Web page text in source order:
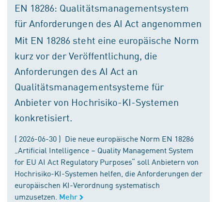
EN 18286: Qualitätsmanagementsystem
für Anforderungen des AI Act angenommen
Mit EN 18286 steht eine europäische Norm
kurz vor der Veröffentlichung, die
Anforderungen des AI Act an
Qualitätsmanagementsysteme für
Anbieter von Hochrisiko-KI-Systemen
konkretisiert.
( 2026-06-30 ) Die neue europäische Norm EN 18286
„Artificial Intelligence – Quality Management System
for EU AI Act Regulatory Purposes“ soll Anbietern von
Hochrisiko-KI-Systemen helfen, die Anforderungen der
europäischen KI-Verordnung systematisch
umzusetzen. Mehr